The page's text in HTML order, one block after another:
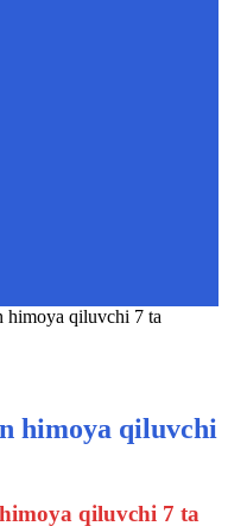
himoya qiluvchi 7 ta
himoya qiluvchi